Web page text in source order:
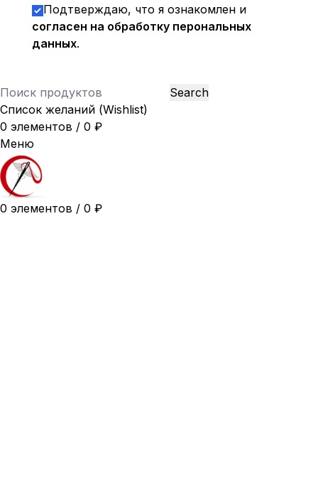
Подтверждаю, что я ознакомлен и
согласен на обработку перональных
данных.
Search
Список желаний (Wishlist)
0 элементов / 0 ₽
Меню
0 элементов / 0 ₽